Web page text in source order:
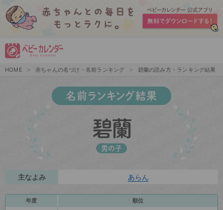
HOME 赤ちゃんの名づけ・名前ランキング 碧蘭の読み方・ランキング結果
名前ランキング結果
碧蘭
男の子
主なよみ あらん
年度 順位